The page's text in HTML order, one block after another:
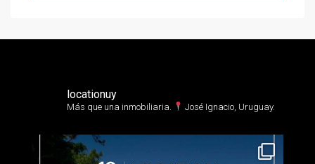
locationuy
Más que una inmobiliaria.⁣ José Ignacio, Uruguay.